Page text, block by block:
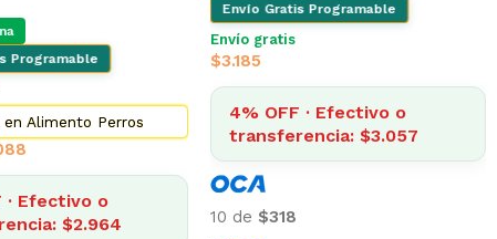
Programable
en Alimento Perros
· Efectivo o
$2.964
Envío Gratis Programable
Envío gratis
$3.185
4% OFF · Efectivo o
transferencia: $3.057
10 de $318